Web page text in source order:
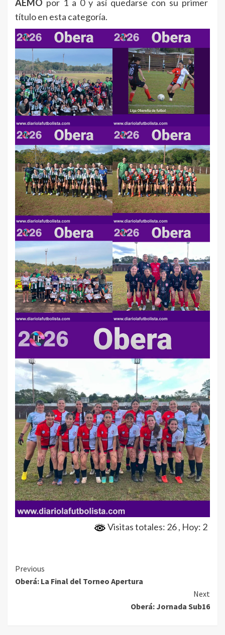
AEMO por 1 a 0 y así quedarse con su primer
título en esta categoría.
Visitas totales: 26, Hoy: 2
Continue
Reading
Previous
Oberá: La Final del Torneo Apertura
Next
Oberá: Jornada Sub16